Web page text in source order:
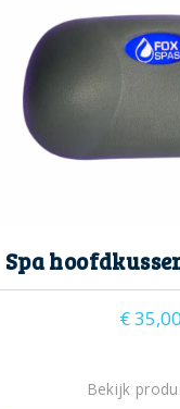
Spa
€35,00
Bekijk